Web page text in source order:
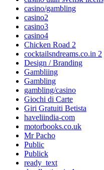
casino/gambling
casino2
casino3
casino4
Chicken Road 2
cocktailsndreams.co.in 2
Design / Branding
Gambliing
Gambling
gambling/casino
Giochi di Carte
Giri Gratuiti Betista
haveliindia-com
motorbooks.co.uk
Mr Pacho
Public
Publick
ready_text